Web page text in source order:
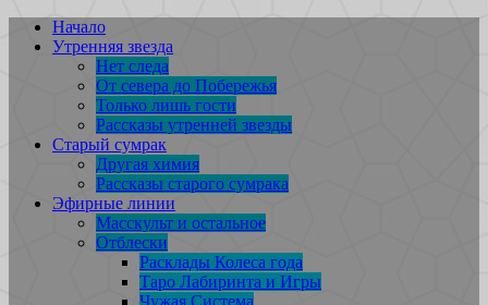
Перейти
содержимому
Начало
Утренняя звезда
Нет следа
От севера до Побережья
Только лишь гости
Рассказы утренней звезды
Старый сумрак
Другая химия
Рассказы старого сумрака
Эфирные линии
Масскульт и остальное
Отблески
Расклады Колеса года
Таро Лабиринта и Игры
Чужая Система